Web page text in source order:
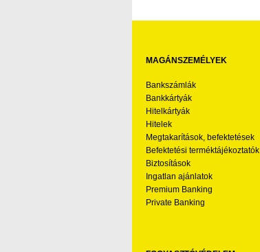
MAGÁNSZEMÉLYEK
Bankszámlák
Bankkártyák
Hitelkártyák
Hitelek
Megtakarítások, befektetések
Befektetési terméktájékoztatók
Biztosítások
Ingatlan ajánlatok
Premium Banking
Private Banking